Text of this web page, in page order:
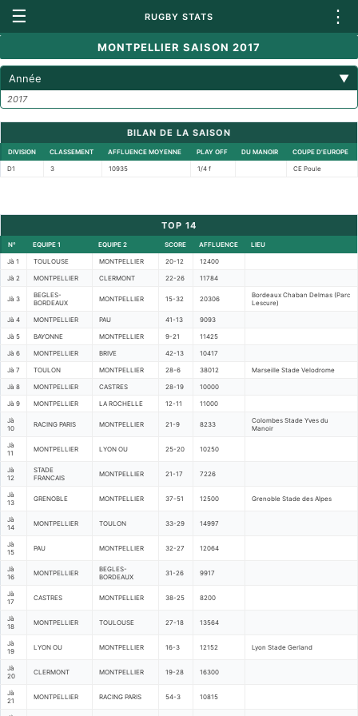
☰ RUGBY STATS ⋮
MONTPELLIER SAISON 2017
Année ▼
2017
BILAN DE LA SAISON
DIVISION CLASSEMENT AFFLUENCE MOYENNE PLAY OFF DU MANOIR COUPE D'EUROPE
D1 3 10935 1/4 f CE Poule
TOP 14
N° EQUIPE 1 EQUIPE 2 SCORE AFFLUENCE LIEU
Jà 1 TOULOUSE MONTPELLIER 20-12 12400
Jà 2 MONTPELLIER CLERMONT 22-26 11784
Jà 3
BEGLES-
BORDEAUX
MONTPELLIER 15-32 20306
Bordeaux Chaban Delmas (Parc
Lescure)
Jà 4 MONTPELLIER PAU 41-13 9093
Jà 5 BAYONNE MONTPELLIER 9-21 11425
Jà 6 MONTPELLIER BRIVE 42-13 10417
Jà 7 TOULON MONTPELLIER 28-6 38012 Marseille Stade Velodrome
Jà 8 MONTPELLIER CASTRES 28-19 10000
Jà 9 MONTPELLIER LA ROCHELLE 12-11 11000
Jà
10
RACING PARIS MONTPELLIER 21-9 8233
Colombes Stade Yves du
Manoir
Jà
11
MONTPELLIER LYON OU 25-20 10250
Jà
12
STADE
FRANCAIS
MONTPELLIER 21-17 7226
Jà
13
GRENOBLE MONTPELLIER 37-51 12500 Grenoble Stade des Alpes
Jà
14
MONTPELLIER TOULON 33-29 14997
Jà
15
PAU MONTPELLIER 32-27 12064
Jà
16
MONTPELLIER
BEGLES-
BORDEAUX
31-26 9917
Jà
17
CASTRES MONTPELLIER 38-25 8200
Jà
18
MONTPELLIER TOULOUSE 27-18 13564
Jà
19
LYON OU MONTPELLIER 16-3 12152 Lyon Stade Gerland
Jà
20
CLERMONT MONTPELLIER 19-28 16300
Jà
21
MONTPELLIER RACING PARIS 54-3 10815